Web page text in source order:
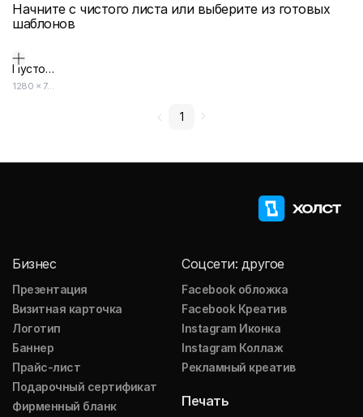
Начните с чистого листа или выберите из готовых
шаблонов
Пустой дизайн-макет
1280 × 720
1
Бизнес
Презентация
Визитная карточка
Логотип
Баннер
Прайс-лист
Подарочный сертификат
Фирменный бланк
Соцсети: другое
Facebook обложка
Facebook Креатив
Instagram Иконка
Instagram Коллаж
Рекламный креатив
Печать